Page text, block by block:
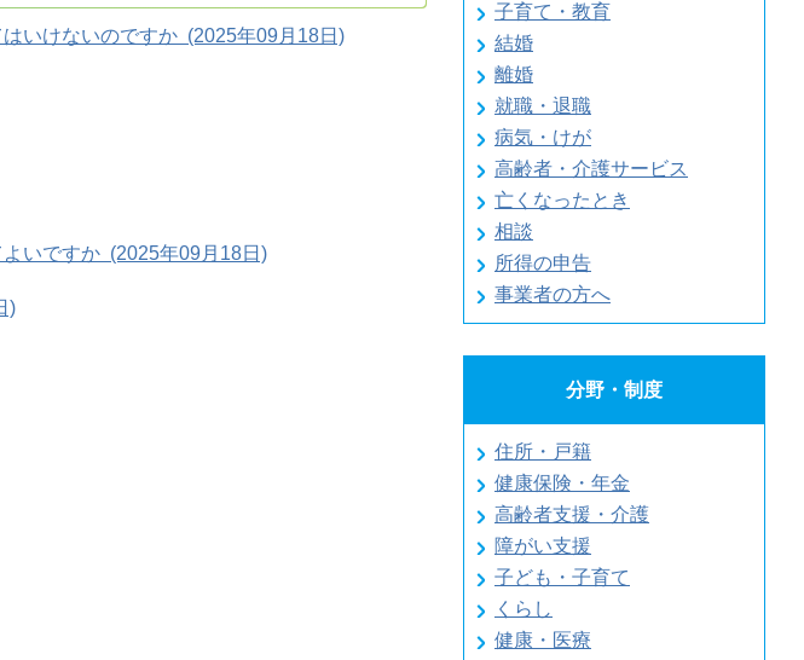
いけないのですか (2025年09月18日)
いですか (2025年09月18日)
)
子育て・教育
結婚
離婚
就職・退職
病気・けが
高齢者・介護サービス
亡くなったとき
相談
所得の申告
事業者の方へ
分野・制度
住所・戸籍
健康保険・年金
高齢者支援・介護
障がい支援
子ども・子育て
くらし
健康・医療